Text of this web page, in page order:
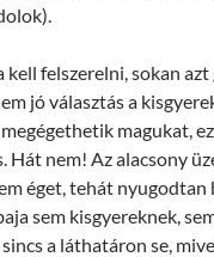
felszerelni, sokan
jó választás a
magukat,
Hát nem! Az alacsony
éget, tehát nyugodtan
sem kisgyereknek,
a láthatáron se,